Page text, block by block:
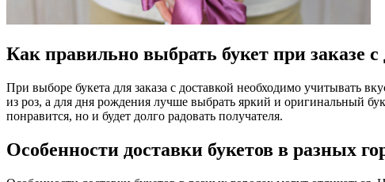
Как правильно выбрать букет при заказе с
При выборе букета для заказа с доставкой необходимо учитывать
из роз, а для дня рождения лучше выбрать яркий и оригинальный
понравится, но и будет долго радовать получателя.
Особенности доставки букетов в разных